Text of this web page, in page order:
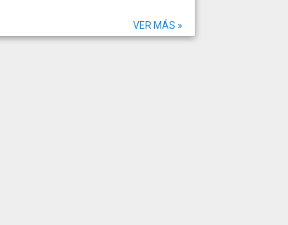
VER MÁS »